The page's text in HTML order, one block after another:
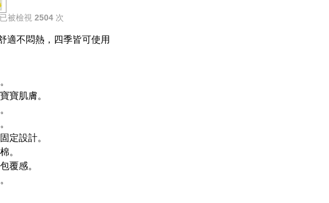
已被檢視2504 次
適不悶熱，四季皆可使用
寶肌膚。
定設計。
。
覆感。